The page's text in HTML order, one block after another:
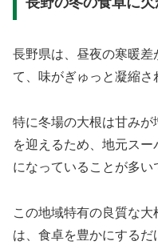
長野県は、昼夜の寒暖差
て、味がぎゅっと凝縮さ
特に冬場の大根は甘みが
を迎えるため、地元ス
になっていることが多い
この地域特有の良質な
は、食卓を豊かにする